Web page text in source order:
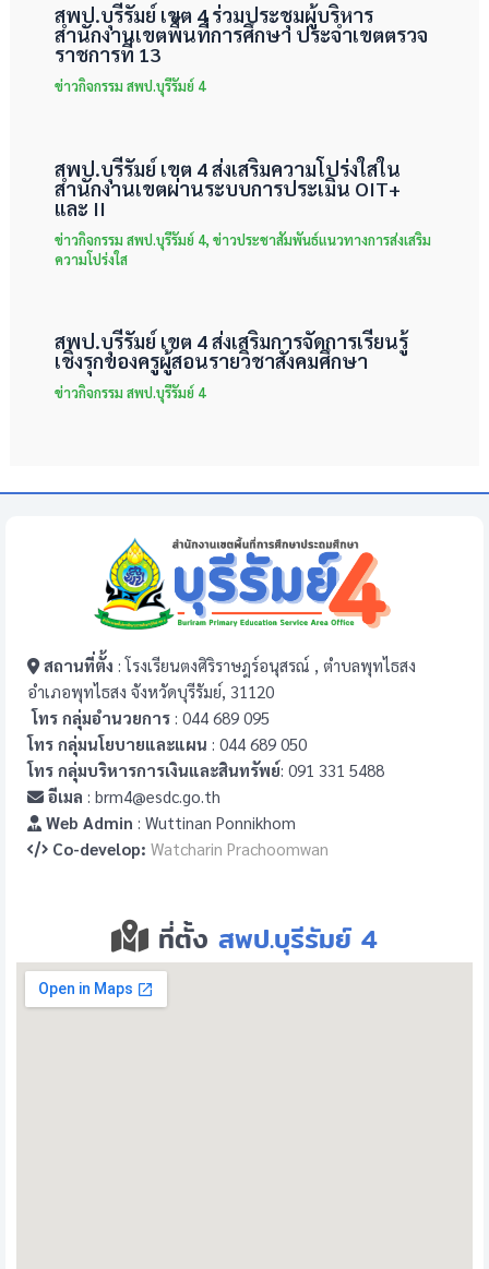
สพป.บุรีรัมย์ เขต 4 ร่วมประชุมผู้บริหาร
สำนักงานเขตพื้นที่การศึกษา ประจำเขตตรวจ
ราชการที่ 13
ข่าวกิจกรรม สพป.บุรีรัมย์ 4
สพป.บุรีรัมย์ เขต 4 ส่งเสริมความโปร่งใสใน
สำนักงานเขตผ่านระบบการประเมิน OIT+
และ II
ข่าวกิจกรรม สพป.บุรีรัมย์ 4, ข่าวประชาสัมพันธ์แนวทางการส่งเสริม
ความโปร่งใส
สพป.บุรีรัมย์ เขต 4 ส่งเสริมการจัดการเรียนรู้
เชิงรุกของครูผู้สอนรายวิชาสังคมศึกษา
ข่าวกิจกรรม สพป.บุรีรัมย์ 4
สถานที่ตั้ง : โรงเรียนตงศิริราษฎร์อนุสรณ์ , ตำบลพุทไธสง
อำเภอพุทไธสง จังหวัดบุรีรัมย์, 31120
โทร กลุ่มอำนวยการ : 044 689 095
โทร กลุ่มนโยบายและแผน : 044 689 050
โทร กลุ่มบริหารการเงินและสินทรัพย์: 091 331 5488
อีเมล : brm4@esdc.go.th
Web Admin : Wuttinan Ponnikhom
Co-develop: Watcharin Prachoomwan
ที่ตั้ง สพป.บุรีรัมย์ 4